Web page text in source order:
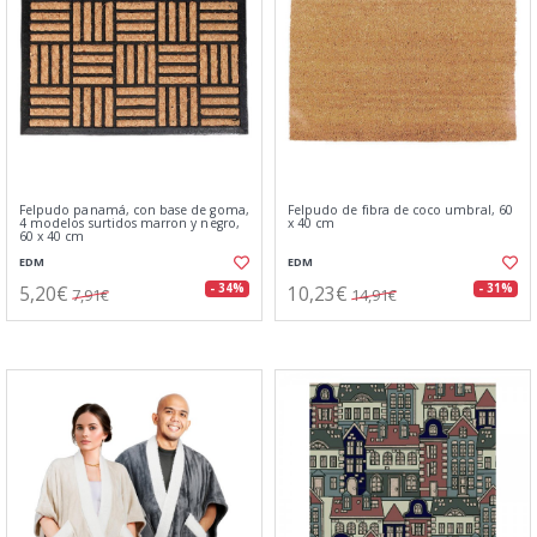
Felpudo panamá, con base de goma,
4 modelos surtidos marron y negro,
60 x 40 cm
EDM
5,20€ 7,91€ - 34%
Felpudo de fibra de coco umbral, 60
x 40 cm
EDM
10,23€ 14,91€ - 31%